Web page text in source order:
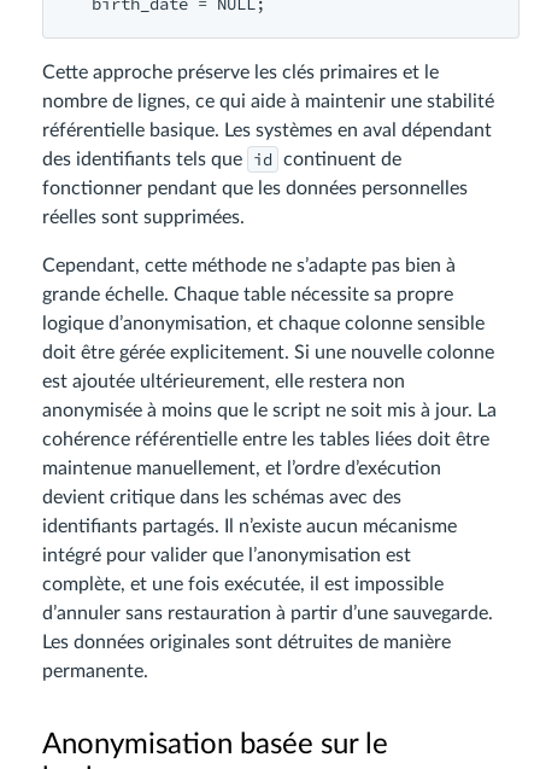
Cette approche préserve les clés primaires et le
nombre de lignes, ce qui aide à maintenir une stabilité
référentielle basique. Les systèmes en aval dépendant
des identifiants tels que
id
continuent de
fonctionner pendant que les données personnelles
réelles sont supprimées.
Cependant, cette méthode ne s’adapte pas bien à
grande échelle. Chaque table nécessite sa propre
logique d’anonymisation, et chaque colonne sensible
doit être gérée explicitement. Si une nouvelle colonne
est ajoutée ultérieurement, elle restera non
anonymisée à moins que le script ne soit mis à jour. La
cohérence référentielle entre les tables liées doit être
maintenue manuellement, et l’ordre d’exécution
devient critique dans les schémas avec des
identifiants partagés. Il n’existe aucun mécanisme
intégré pour valider que l’anonymisation est
complète, et une fois exécutée, il est impossible
d’annuler sans restauration à partir d’une sauvegarde.
Les données originales sont détruites de manière
permanente.
Anonymisation basée sur le